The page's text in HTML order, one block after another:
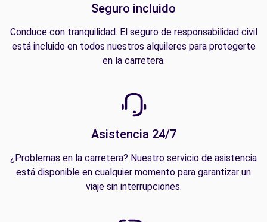
Seguro incluido
Conduce con tranquilidad. El seguro de responsabilidad civil
está incluido en todos nuestros alquileres para protegerte
en la carretera.
Asistencia 24/7
¿Problemas en la carretera? Nuestro servicio de asistencia
está disponible en cualquier momento para garantizar un
viaje sin interrupciones.